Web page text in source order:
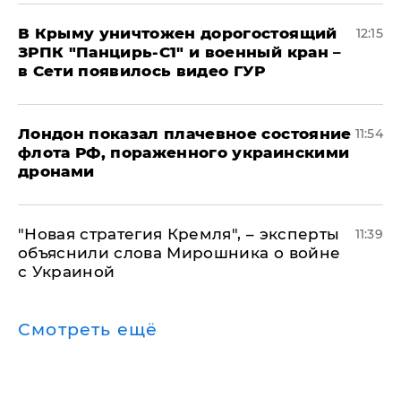
В Крыму уничтожен дорогостоящий
ЗРПК "Панцирь-С1" и военный кран –
в Сети появилось видео ГУР
12:15
Лондон показал плачевное состояние
флота РФ, пораженного украинскими
дронами
11:54
"Новая стратегия Кремля", – эксперты
объяснили слова Мирошника о войне
с Украиной
11:39
Смотреть ещё